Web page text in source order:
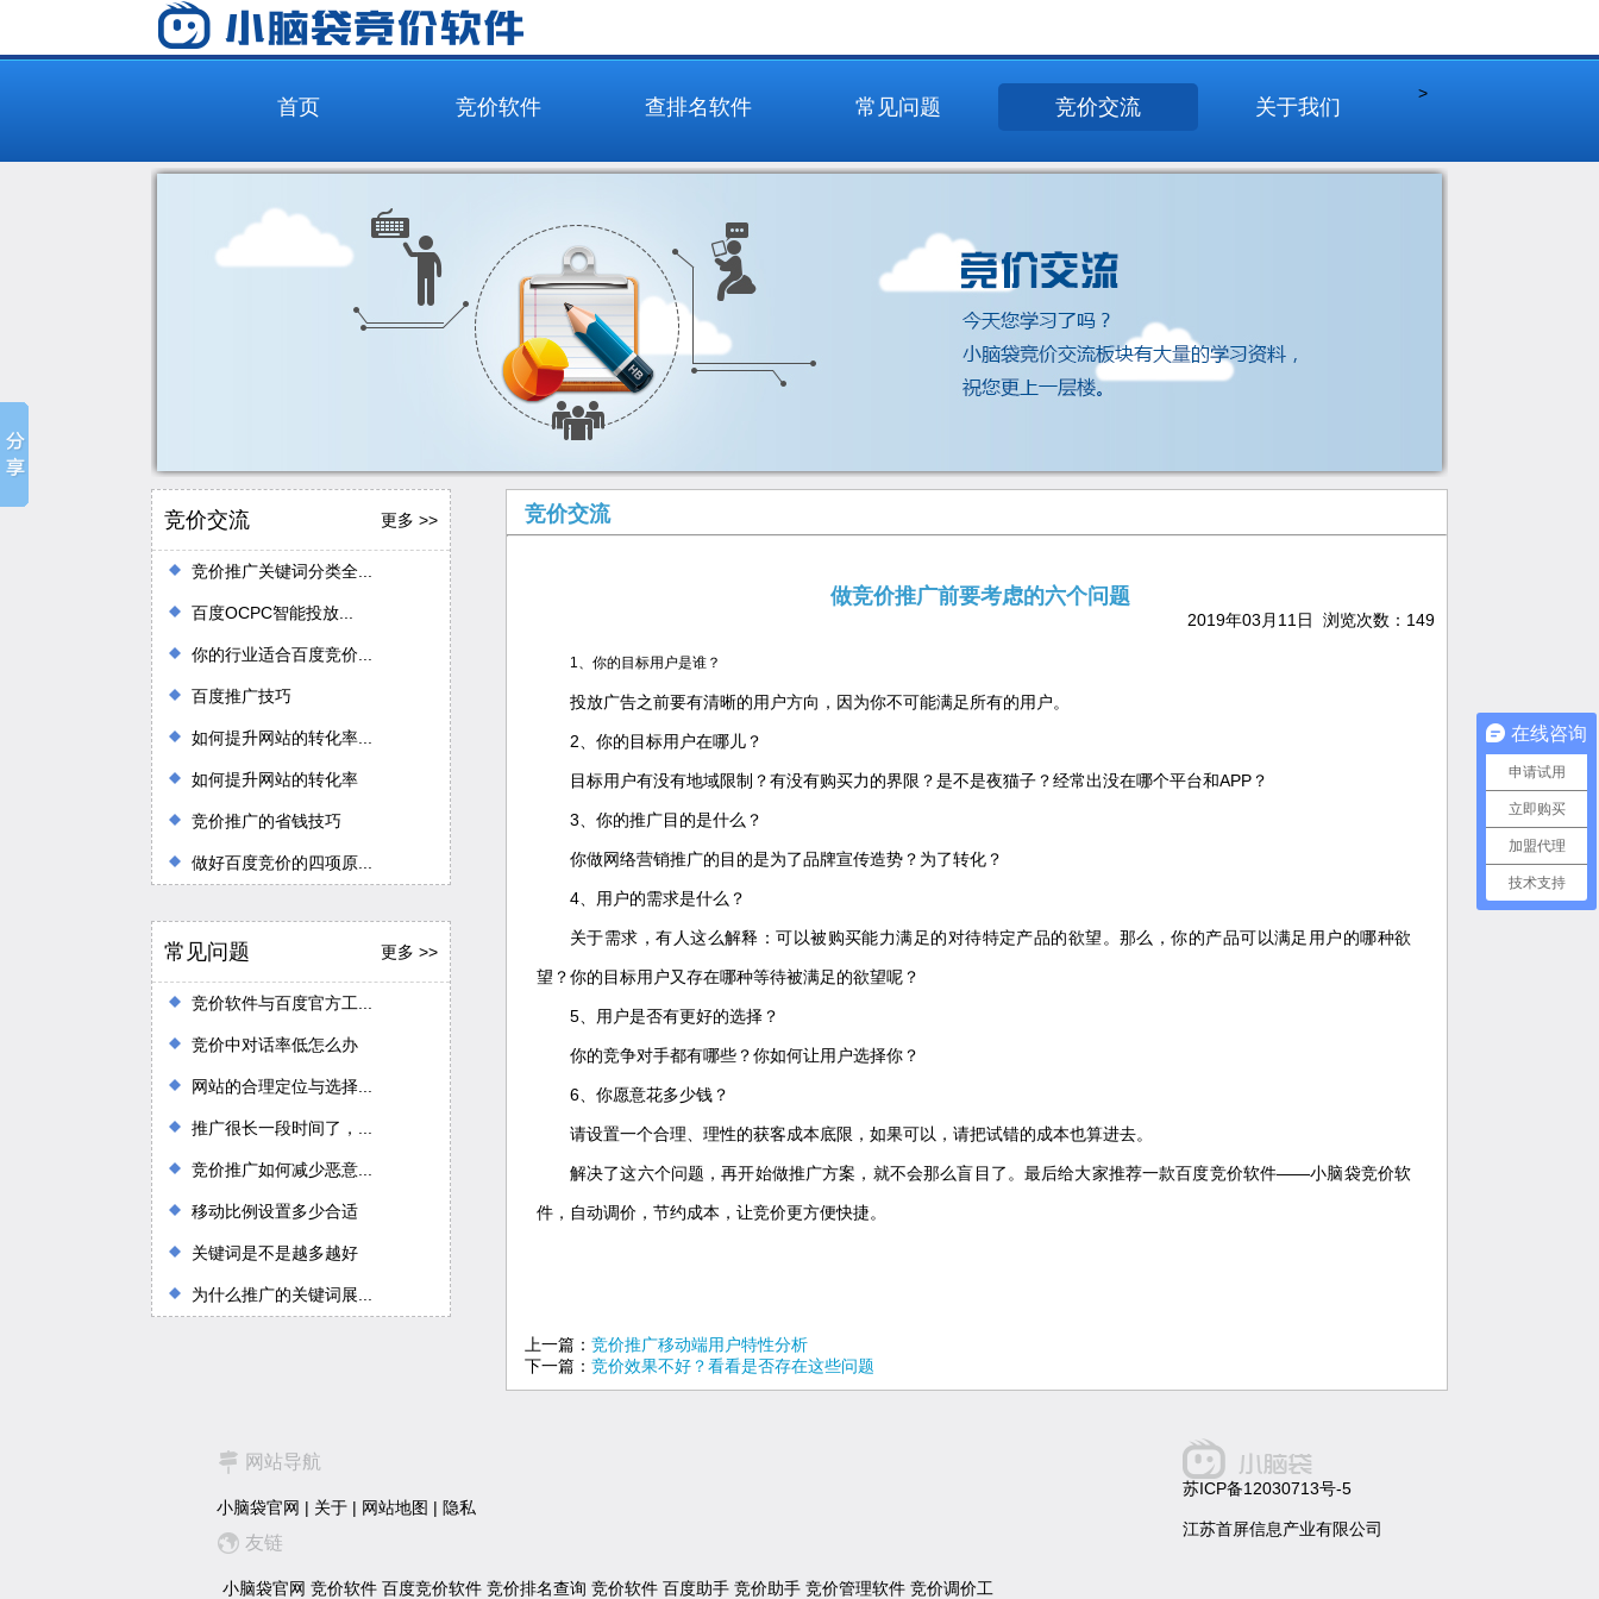
首页 竞价软件 查排名软件
>
常见问题 竞价交流 关于我们
竞价交流 更多 >>
竞价推广关键词分类全...
百度OCPC智能投放...
你的行业适合百度竞价...
百度推广技巧
如何提升网站的转化率...
如何提升网站的转化率
竞价推广的省钱技巧
做好百度竞价的四项原...
常见问题 更多 >>
竞价软件与百度官方工...
竞价中对话率低怎么办
网站的合理定位与选择...
推广很长一段时间了，...
竞价推广如何减少恶意...
移动比例设置多少合适
关键词是不是越多越好
为什么推广的关键词展...
竞价交流
做竞价推广前要考虑的六个问题
2019年03月11日 浏览次数： 149
1、你的目标用户是谁？
投放广告之前要有清晰的用户方向，因为你不可能满足所有的用户。
2、你的目标用户在哪儿？
目标用户有没有地域限制？有没有购买力的界限？是不是夜猫子？经常出没在哪个平台和APP？
3、你的推广目的是什么？
你做网络营销推广的目的是为了品牌宣传造势？为了转化？
4、用户的需求是什么？
关于需求，有人这么解释：可以被购买能力满足的对待特定产品的欲望。那么，你的产品可以满足用户的哪种欲
望？你的目标用户又存在哪种等待被满足的欲望呢？
5、用户是否有更好的选择？
你的竞争对手都有哪些？你如何让用户选择你？
6、你愿意花多少钱？
请设置一个合理、理性的获客成本底限，如果可以，请把试错的成本也算进去。
解决了这六个问题，再开始做推广方案，就不会那么盲目了。最后给大家推荐一款百度竞价软件——小脑袋竞价软
件，自动调价，节约成本，让竞价更方便快捷。
上一篇： 竞价推广移动端用户特性分析
下一篇： 竞价效果不好？看看是否存在这些问题
网站导航
小脑袋官网 | 关于 | 网站地图 | 隐私
友链
小脑袋官网 竞价软件 百度竞价软件 竞价排名查询 竞价软件 百度助手 竞价助手 竞价管理软件 竞价调价工
苏ICP备12030713号-5
江苏首屏信息产业有限公司
在线咨询
申请试用
立即购买
加盟代理
技术支持